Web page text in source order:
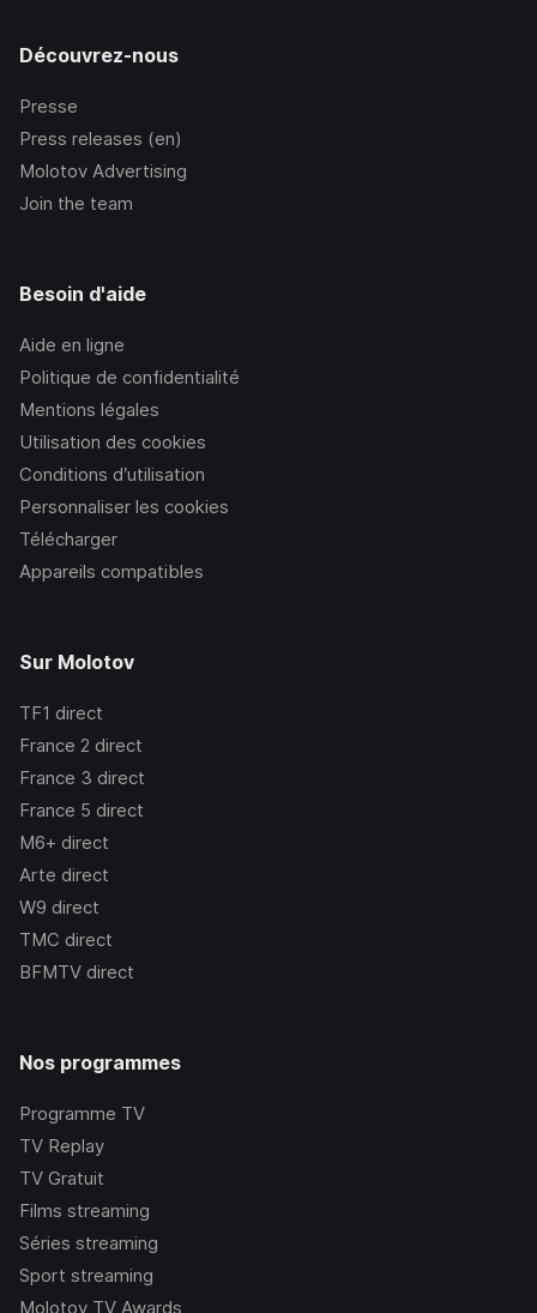
Découvrez-nous
Presse
Press releases (en)
Molotov Advertising
Join the team
Besoin d'aide
Aide en ligne
Politique de confidentialité
Mentions légales
Utilisation des cookies
Conditions d’utilisation
Personnaliser les cookies
Télécharger
Appareils compatibles
Sur Molotov
TF1 direct
France 2 direct
France 3 direct
France 5 direct
M6+ direct
Arte direct
W9 direct
TMC direct
BFMTV direct
Nos programmes
Programme TV
TV Replay
TV Gratuit
Films streaming
Séries streaming
Sport streaming
Molotov TV Awards